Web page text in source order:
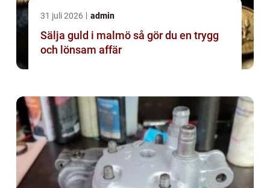
31 juli 2026 admin
Sälja guld i malmö så gör du en trygg
och lönsam affär